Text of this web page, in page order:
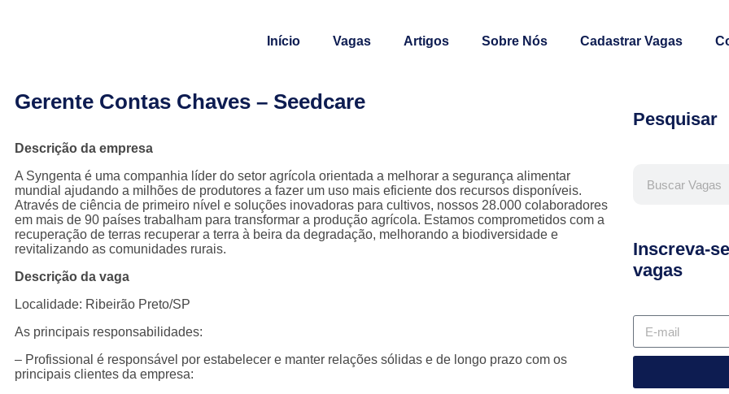
Início Vagas Artigos Sobre Nós Cadastrar Vagas
Gerente Contas Chaves – Seedcare
Descrição da empresa
A Syngenta é uma companhia líder do setor agrícola orientada a melhorar a segurança alimentar
mundial ajudando a milhões de produtores a fazer um uso mais eficiente dos recursos disponíveis.
Através de ciência de primeiro nível e soluções inovadoras para cultivos, nossos 28.000 colaboradores
em mais de 90 países trabalham para transformar a produção agrícola. Estamos comprometidos com a
recuperação de terras recuperar a terra à beira da degradação, melhorando a biodiversidade e
revitalizando as comunidades rurais.
Descrição da vaga
Localidade: Ribeirão Preto/SP
As principais responsabilidades:
– Profissional é responsável por estabelecer e manter relações sólidas e de longo prazo com os
principais clientes da empresa:
Pesquisar
Inscreva-
vagas